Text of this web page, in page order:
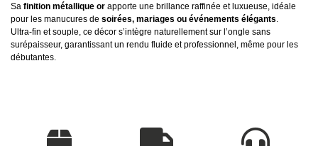
Sa finition métallique or apporte une brillance raffinée et luxueuse, idéale
pour les manucures de soirées, mariages ou événements élégants.
Ultra-fin et souple, ce décor s’intègre naturellement sur l’ongle sans
surépaisseur, garantissant un rendu fluide et professionnel, même pour les
débutantes.